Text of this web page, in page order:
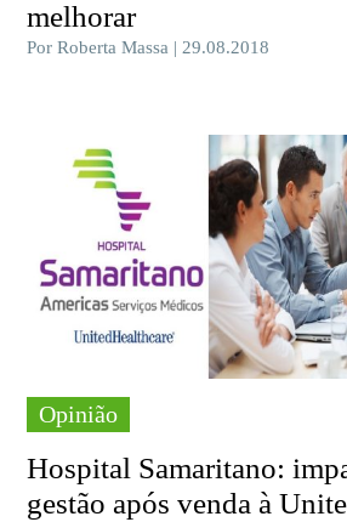
melhorar
Por Roberta Massa | 29.08.2018
Opinião
Hospital Samaritano:
gestão após venda à